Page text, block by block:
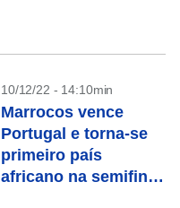
10/12/22 - 14:10min
Marrocos vence
Portugal e torna-se
primeiro país
africano na semifinal